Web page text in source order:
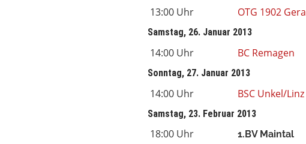
13:00 Uhr OTG 1902 Gera
Samstag, 26. Januar 2013
14:00 Uhr BC Remagen
Sonntag, 27. Januar 2013
14:00 Uhr BSC Unkel/Linz
Samstag, 23. Februar 2013
18:00 Uhr 1.BV Maintal